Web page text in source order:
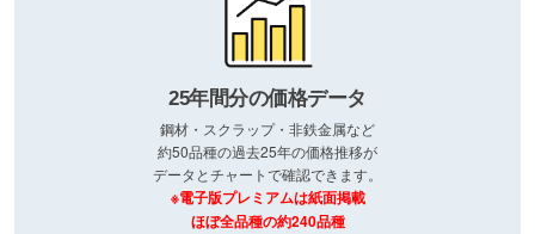
25年間分の価格データ
鋼材・スクラップ・非鉄金属など
約50品種の過去25年の価格推移が
データとチャートで確認できます。
※電子版プレミアムは紙面掲載
ほぼ全品種の約240品種